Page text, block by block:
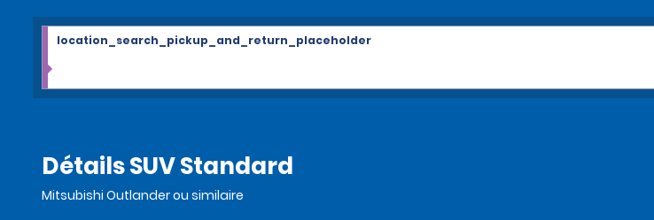
location_search_pickup_and_return_placeholder
Détails SUV Standard
Mitsubishi Outlander ou similaire